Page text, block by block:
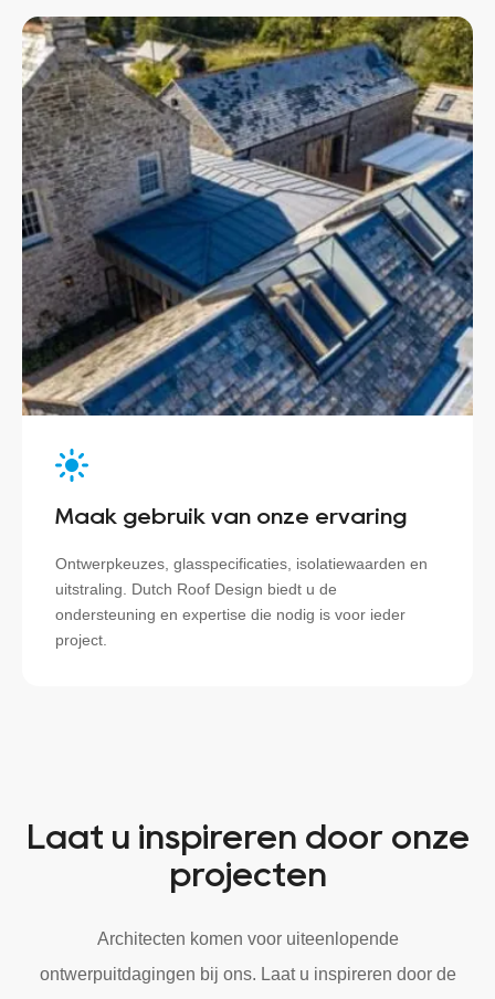
Maak gebruik van onze ervaring
Ontwerpkeuzes, glasspecificaties, isolatiewaarden en
uitstraling. Dutch Roof Design biedt u de
ondersteuning en expertise die nodig is voor ieder
project.
Laat u inspireren door onze
projecten
Architecten komen voor uiteenlopende
ontwerpuitdagingen bij ons. Laat u inspireren door de